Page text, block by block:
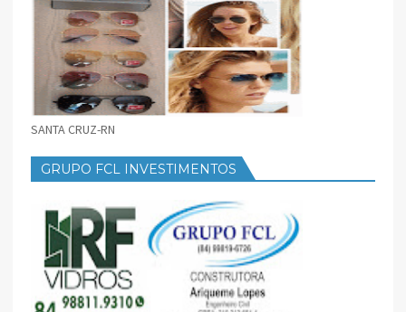
SANTA CRUZ-RN
GRUPO FCL INVESTIMENTOS